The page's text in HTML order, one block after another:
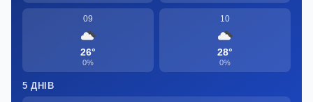
09
26°
0%
10
28°
0%
5 ДНІВ